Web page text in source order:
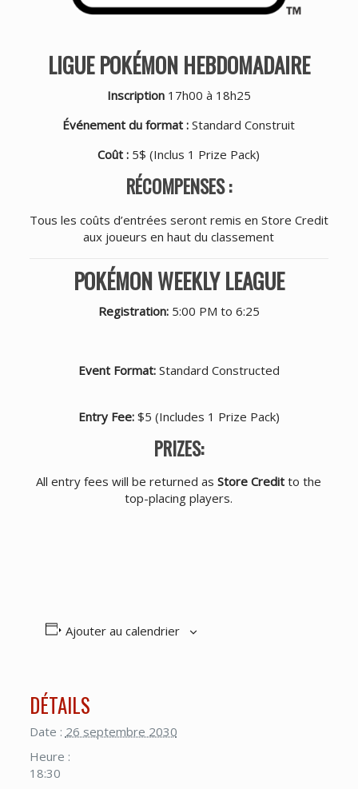
LIGUE POKÉMON HEBDOMADAIRE
Inscription 17h00 à 18h25
Événement du format :Standard Construit
Coût : 5$ (Inclus 1 Prize Pack)
RÉCOMPENSES :
Tous les coûts d’entrées seront remis en Store Credit
aux joueurs en haut du classement
POKÉMON WEEKLY LEAGUE
Registration:5:00 PM to 6:25
Event Format:Standard Constructed
Entry Fee:$5 (Includes 1 Prize Pack)
PRIZES:
All entry fees will be returned asStore Credit to the
top-placing players.
Ajouter au calendrier
DÉTAILS
Date : 26 septembre 2030
Heure :
18:30